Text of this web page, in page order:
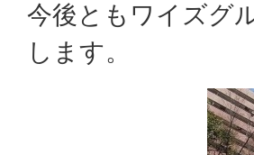
今後ともワイズグ
します。